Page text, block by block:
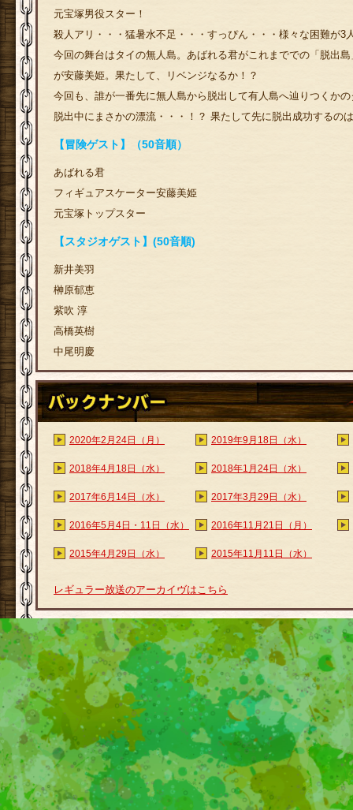
元宝塚男役スター！
殺人アリ・・・猛暑水不足・・・すっぴん・・・様々な困難が3
今回の舞台はタイの無人島。あばれる君がこれまででの「脱出
が安藤美姫。果たして、リベンジなるか！？
今回も、誰が一番先に無人島から脱出して有人島へ辿りつくか
脱出中にまさかの漂流・・・！？ 果たして先に脱出成功するの
【冒険ゲスト】（50音順）
あばれる君
フィギュアスケーター安藤美姫
元宝塚トップスター
【スタジオゲスト】(50音順)
新井美羽
榊原郁恵
紫吹 淳
高橋英樹
中尾明慶
2020年2月24日（月） 2019年9月18日（水）
2018年4月18日（水） 2018年1月24日（水）
2017年6月14日（水） 2017年3月29日（水）
2016年5月4日・11日（水） 2016年11月21日（月）
2015年4月29日（水） 2015年11月11日（水）
レギュラー放送のアーカイヴはこちら